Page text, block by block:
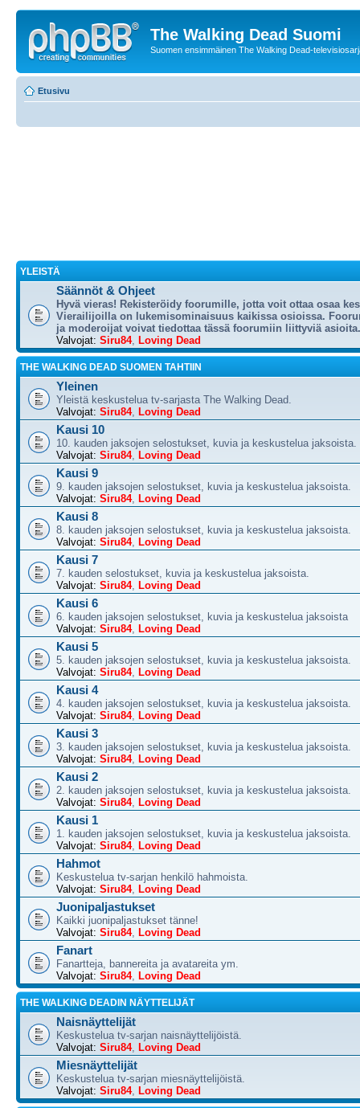
The Walking Dead Suomi
Suomen ensimmäinen The Walking Dead-
Etusivu
YLEISTÄ
Säännöt & Ohjeet
Hyvä vieras! Rekisteröidy foorumille, jotta voit ottaa osaa
Vierailijoilla on lukemisominaisuus kaikissa osioissa.
ja moderoijat voivat tiedottaa tässä foorumiin liittyviä asioita.
Valvojat: Siru84, Loving Dead
THE WALKING DEAD SUOMEN TAHTIIN
Yleinen
Yleistä keskustelua tv-sarjasta The Walking Dead.
Valvojat: Siru84, Loving Dead
Kausi 10
10. kauden jaksojen selostukset, kuvia ja keskustelua jaksoista.
Valvojat: Siru84, Loving Dead
Kausi 9
9. kauden jaksojen selostukset, kuvia ja keskustelua jaksoista.
Valvojat: Siru84, Loving Dead
Kausi 8
8. kauden jaksojen selostukset, kuvia ja keskustelua jaksoista.
Valvojat: Siru84, Loving Dead
Kausi 7
7. kauden selostukset, kuvia ja keskustelua jaksoista.
Valvojat: Siru84, Loving Dead
Kausi 6
6. kauden jaksojen selostukset, kuvia ja keskustelua jaksoista
Valvojat: Siru84, Loving Dead
Kausi 5
5. kauden jaksojen selostukset, kuvia ja keskustelua jaksoista.
Valvojat: Siru84, Loving Dead
Kausi 4
4. kauden jaksojen selostukset, kuvia ja keskustelua jaksoista.
Valvojat: Siru84, Loving Dead
Kausi 3
3. kauden jaksojen selostukset, kuvia ja keskustelua jaksoista.
Valvojat: Siru84, Loving Dead
Kausi 2
2. kauden jaksojen selostukset, kuvia ja keskustelua jaksoista.
Valvojat: Siru84, Loving Dead
Kausi 1
1. kauden jaksojen selostukset, kuvia ja keskustelua jaksoista.
Valvojat: Siru84, Loving Dead
Hahmot
Keskustelua tv-sarjan henkilö hahmoista.
Valvojat: Siru84, Loving Dead
Juonipaljastukset
Kaikki juonipaljastukset tänne!
Valvojat: Siru84, Loving Dead
Fanart
Fanartteja, bannereita ja avatareita ym.
Valvojat: Siru84, Loving Dead
THE WALKING DEADIN NÄYTTELIJÄT
Naisnäyttelijät
Keskustelua tv-sarjan naisnäyttelijöistä.
Valvojat: Siru84, Loving Dead
Miesnäyttelijät
Keskustelua tv-sarjan miesnäyttelijöistä.
Valvojat: Siru84, Loving Dead